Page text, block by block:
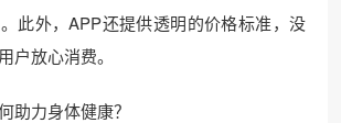
此外，APP还提供透明的价格标准，没
户放心消费。
助力身体健康？